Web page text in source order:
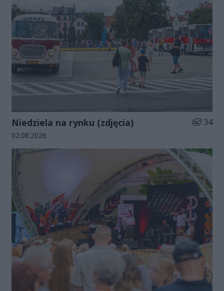
Niedziela na rynku (zdjęcia) Liczba
34
Data dodania galerii:
02.08.2026